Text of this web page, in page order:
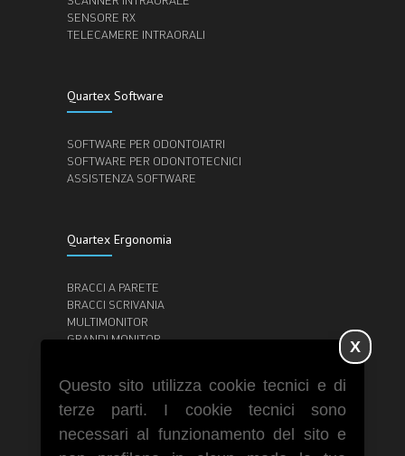
SENSORE RX
TELECAMERE INTRAORALI
Quartex Software
SOFTWARE PER ODONTOIATRI
SOFTWARE PER ODONTOTECNICI
ASSISTENZA SOFTWARE
Quartex Ergonomia
BRACCI A PARETE
BRACCI SCRIVANIA
MULTIMONITOR
GRANDI MONITOR
SUPPORTI TABLET IPAD
SUPPORTI SOFFITTO
Questo sito utilizza cookie tecnici e di
terze parti. I cookie tecnici sono
necessari al funzionamento del sito e
X